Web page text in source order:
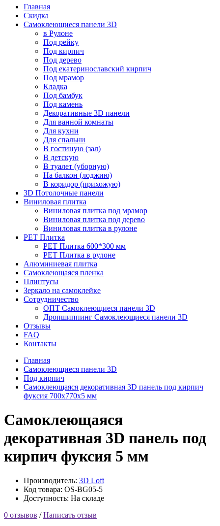
Главная
Скидка
Самоклеющиеся панели 3D
в Рулоне
Под рейку
Под кирпич
Под дерево
Под екатеринославский кирпич
Под мрамор
Кладка
Под бамбук
Под камень
Декоративные 3D панели
Для ванной комнаты
Для кухни
Для спальни
В гостиную (зал)
В детскую
В туалет (уборную)
На балкон (лоджию)
В коридор (прихожую)
3D Потолочные панели
Виниловая плитка
Виниловая плитка под мрамор
Виниловая плитка под дерево
Виниловая плитка в рулоне
PET Плитка
PET Плитка 600*300 мм
PET Плитка в рулоне
Алюминиевая плитка
Самоклеющаяся пленка
Плинтусы
Зеркало на самоклейке
Сотрудничество
ОПТ Самоклеющиеся панели 3D
Дропшиппинг Самоклеющиеся панели 3D
Отзывы
FAQ
Контакты
Главная
Самоклеющиеся панели 3D
Под кирпич
Самоклеющаяся декоративная 3D панель под кирпич
фуксия 700x770x5 мм
Самоклеющаяся
декоративная 3D панель под
кирпич фуксия 5 мм
Производитель: 3D Loft
Код товара: OS-BG05-5
Доступность: На складе
0 отзывов /Написать отзыв